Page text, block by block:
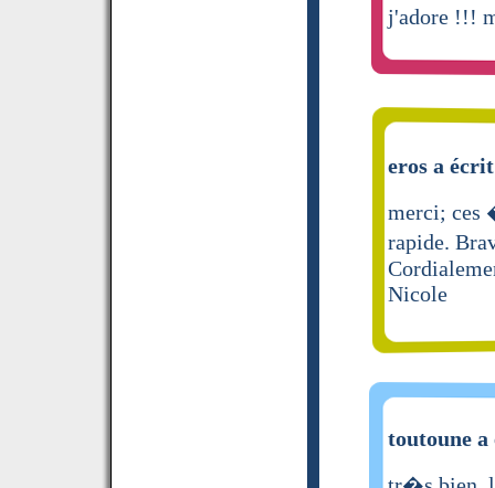
j'adore !!!
eros a
merci; ces
rapide.
Nicole
toutoune